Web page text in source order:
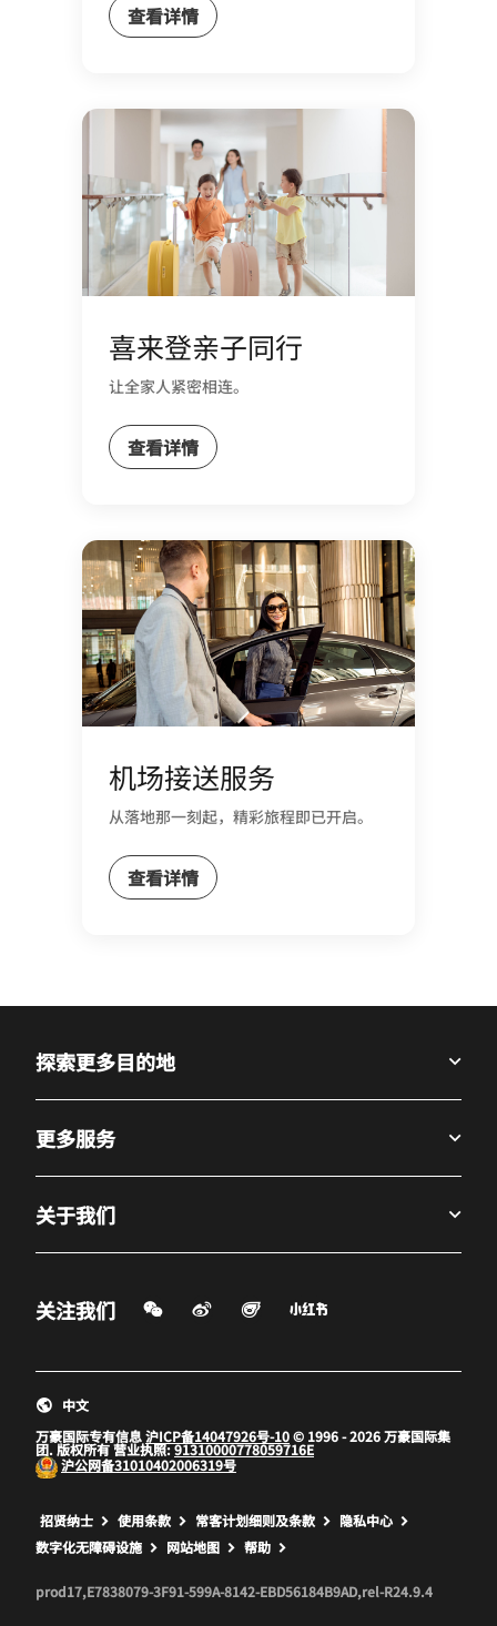
查看详情
喜来登亲子同行
让全家人紧密相连。
查看详情
机场接送服务
从落地那一刻起，精彩旅程即已开启。
查看详情
探索更多目的地
更多服务
关于我们
关注我们 微信扫一扫
微博
打开新窗口
飞猪
打开新窗口打开新窗口
万豪国际专有信息沪ICP备14047926号-10© 1996 - 2026 万豪国际集
团. 版权所有 营业执照:91310000778059716E
沪公网备31010402006319号
中文
招贤纳士 打开新窗口
使用条款 打开新窗口
常客计划细则及条款 打开新窗口
隐私中心
数字化无障碍设施
网站地图 帮助
prod17,E7838079-3F91-599A-8142-EBD56184B9AD,rel-R24.9.4